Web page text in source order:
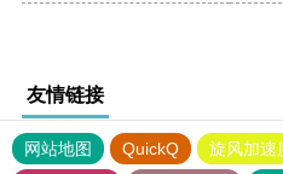
友情链接
网站地图 QuickQ 旋风加速